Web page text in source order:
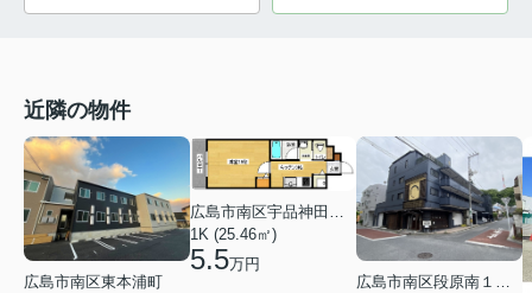
近隣の物件
広島市南区東本浦町
1K (25.46㎡)
5.5万円